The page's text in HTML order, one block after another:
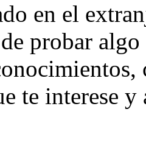
en el
probar
te interese y